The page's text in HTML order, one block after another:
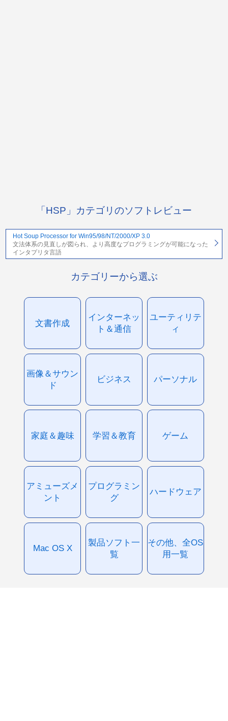
「HSP」カテゴリのソフトレビュー
Hot Soup Processor for Win95/98/NT/2000/XP 3.0
文法体系の見直しが図られ、より高度なプログラミングが可能になった
インタプリタ言語
カテゴリーから選ぶ
文書作成
インターネッ
ト＆通信
ユーティリテ
ィ
画像＆サウン
ド
ビジネス パーソナル
家庭＆趣味 学習＆教育 ゲーム
アミューズメ
ント
プログラミン
グ
ハードウェア
Mac OS X
製品ソフト一
覧
その他、全OS
用一覧